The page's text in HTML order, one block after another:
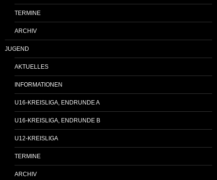
TERMINE
ARCHIV
JUGEND
AKTUELLES
INFORMATIONEN
U16-KREISLIGA, ENDRUNDE A
U16-KREISLIGA, ENDRUNDE B
U12-KREISLIGA
TERMINE
ARCHIV